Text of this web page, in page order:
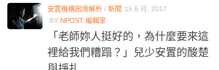
安置機構困境解析 / 新聞 15 6 月, 2017
BY NPOST 編輯室
「老師妳人挺好的，為什麼要來這
裡給我們糟蹋？」兒少安置的酸楚